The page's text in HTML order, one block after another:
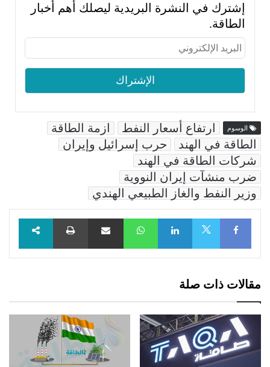
إشترك في النشرة البريدية ليصلك أهم أخبار
الطاقة.
الوسوم ارتفاع أسعار النفط
ازمة الطاقة
الطاقة في الهند
حرب إسرائيل وإيران
شركات الطاقة في الهند
ضرب منشآت إيران النووية
وزير النفط والغاز الطبيعي الهندي
Facebook
LinkedIn
WhatsAppمشاركة عبر البريد طباعة
مقالات ذات صلة